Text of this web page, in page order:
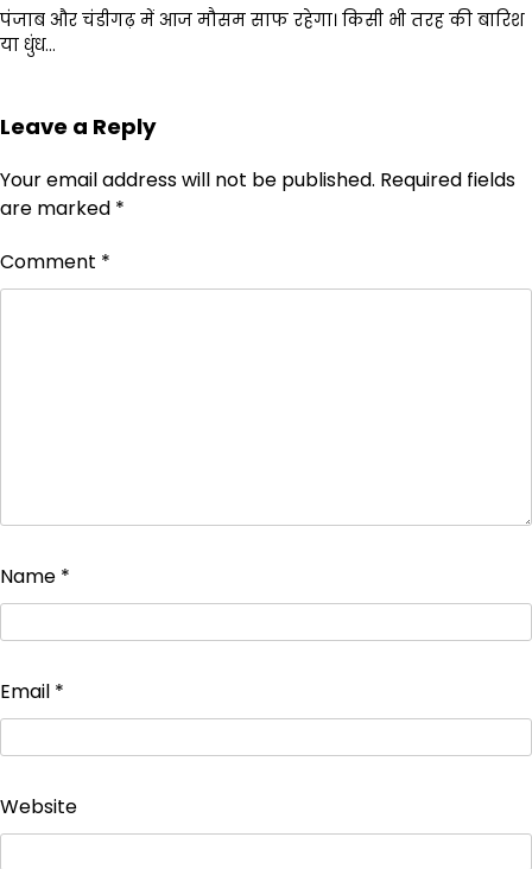
पंजाब और चंडीगढ़ में आज मौसम साफ रहेगा। किसी भी तरह की बारिश
या धुंध…
Leave a Reply
Your email address will not be published. Required fields
are marked *
Comment *
Name *
Email *
Website